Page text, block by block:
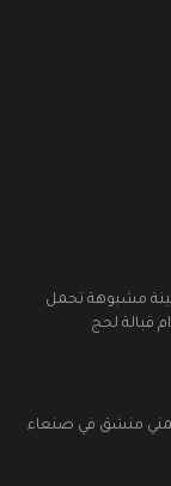
مشبوهة تحمل
منشق في صنعاء